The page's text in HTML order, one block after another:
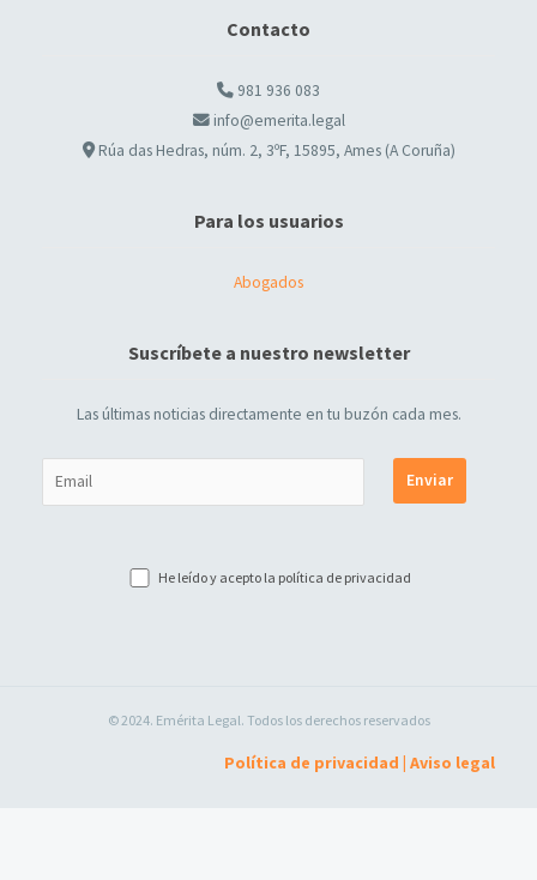
Contacto
981 936 083
info@emerita.legal
Rúa das Hedras, núm. 2, 3ºF, 15895, Ames (A Coruña)
Para los usuarios
Abogados
Suscríbete a nuestro newsletter
Las últimas noticias directamente en tu buzón cada mes.
He leído y acepto la política de privacidad
© 2024. Emérita Legal. Todos los derechos reservados
Política de privacidad | Aviso legal